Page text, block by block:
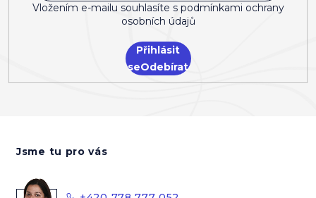
Vložením e-mailu souhlasíte s podmínkami ochrany
osobních údajů
Přihlásit
se
Jsme tu pro vás